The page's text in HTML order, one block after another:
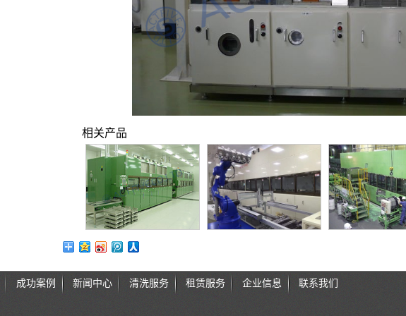
相关产品
成功案例 新闻中心 清洗服务 租赁服务 企业信息 联系我们